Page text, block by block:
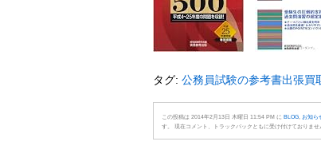
タグ: 公務員試験の参考書出張買
この投稿は 2014年2月13日 木曜日 11:54 PM に BLOG お知ら
す。 現在コメント、トラックバックともに受け付けておりませ